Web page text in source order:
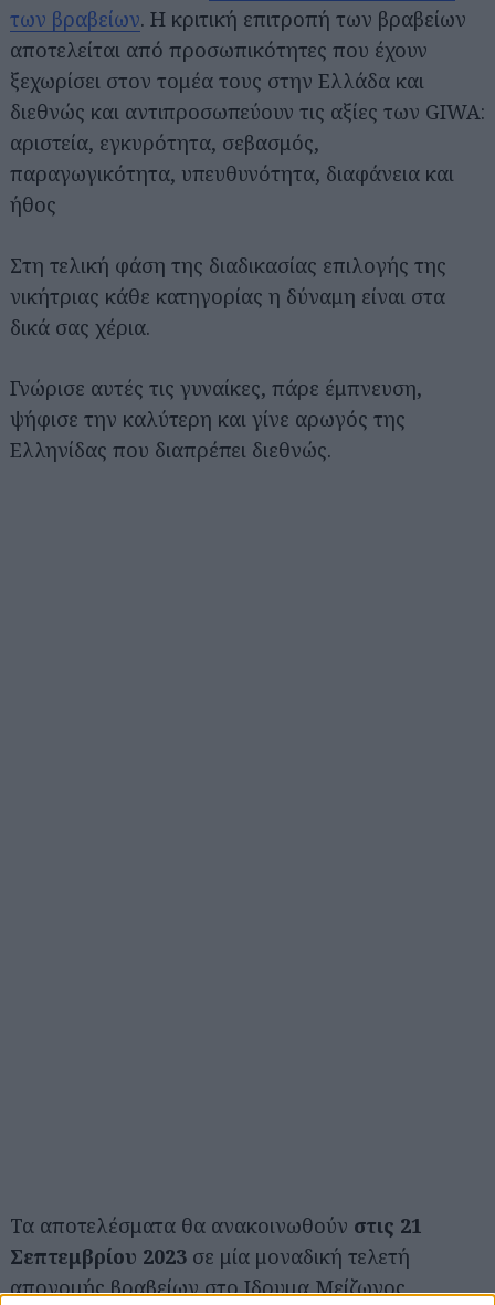
των βραβείων. Η κριτική επιτροπή των βραβείων
αποτελείται από προσωπικότητες που έχουν
ξεχωρίσει στον τομέα τους στην Ελλάδα και
διεθνώς και αντιπροσωπεύουν τις αξίες των GIWA:
αριστεία, εγκυρότητα, σεβασμός,
παραγωγικότητα, υπευθυνότητα, διαφάνεια και
ήθος
Στη τελική φάση της διαδικασίας επιλογής της
νικήτριας κάθε κατηγορίας η δύναμη είναι στα
δικά σας χέρια.
Γνώρισε αυτές τις γυναίκες, πάρε έμπνευση,
ψήφισε την καλύτερη και γίνε αρωγός της
Ελληνίδας που διαπρέπει διεθνώς.
Τα αποτελέσματα θα ανακοινωθούν στις 21
Σεπτεμβρίου 2023 σε μία μοναδική τελετή
απονομής βραβείων στο Ιδρυμα Μείζωνος
Αναζήτηση
για...